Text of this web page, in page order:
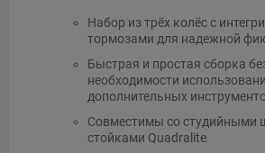
Набор из трёх колёс с
тормозами для надежной
Быстрая и простая сборка
необходимости
дополнительных
Совместимы со студийными
стойками Quadralite